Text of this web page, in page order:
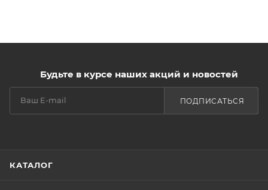
В нашей коллекции представлены три оттенка. Вы
обязательно найдете свой и будете наслаждаться
макияжем!
Будьте в курсе наших акций и новостей
ПОДПИСАТЬСЯ
КАТАЛОГ